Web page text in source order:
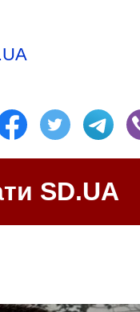
SD.UA